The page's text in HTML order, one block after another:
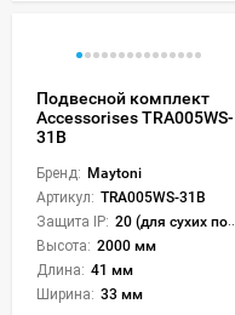
Подвесной комплект
Accessorises TRA005WS-
31B
Бренд: Maytoni
Артикул: TRA005WS-31B
Защита IP: 20 (для сухих пом.)
Высота: 2000 мм
Длина: 41 мм
Ширина: 33 мм